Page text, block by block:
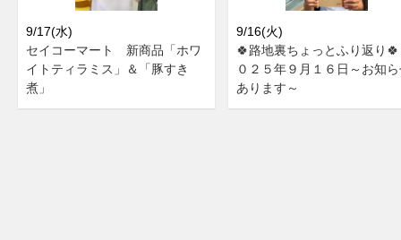
9/17(水)
セイコーマート 新商品「ホワ
イトティラミス」＆「豚すき
煮」
9/16(火)
🍀路地裏ちょっとふり返り
０２５年９月１６日～お知
あります～